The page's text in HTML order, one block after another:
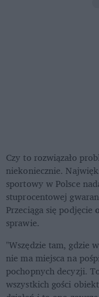
Czy to rozwiązało
niekoniecznie.
sportowy w Polsce
stuprocentowej
Przeciąga się podjęcie
sprawie.
"Wszędzie tam, gdzie
nie ma miejsca na
pochopnych decyzji.
wszystkich gości